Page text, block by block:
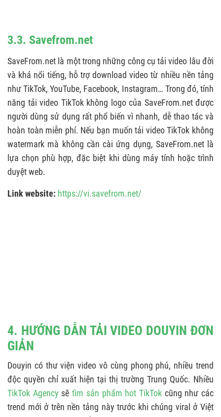
3.3. Savefrom.net
SaveFrom.net là một trong những công cụ tải video lâu đời
và khá nổi tiếng, hỗ trợ download video từ nhiều nền tảng
như TikTok, YouTube, Facebook, Instagram… Trong đó, tính
năng tải video TikTok không logo của SaveFrom.net được
người dùng sử dụng rất phổ biến vì nhanh, dễ thao tác và
hoàn toàn miễn phí. Nếu bạn muốn tải video TikTok không
watermark mà không cần cài ứng dụng, SaveFrom.net là
lựa chọn phù hợp, đặc biệt khi dùng máy tính hoặc trình
duyệt web.
Link website: https://vi.savefrom.net/
4. HƯỚNG DẪN TẢI VIDEO DOUYIN ĐƠN
GIẢN
Douyin có thư viện video vô cùng phong phú, nhiều trend
độc quyền chỉ xuất hiện tại thị trường Trung Quốc. Nhiều
TikTok Agency sẽtìm sản phẩm hot TikTokcũng như các
trend mới ở trên nền tảng này trước khi chúng viral ở Việt